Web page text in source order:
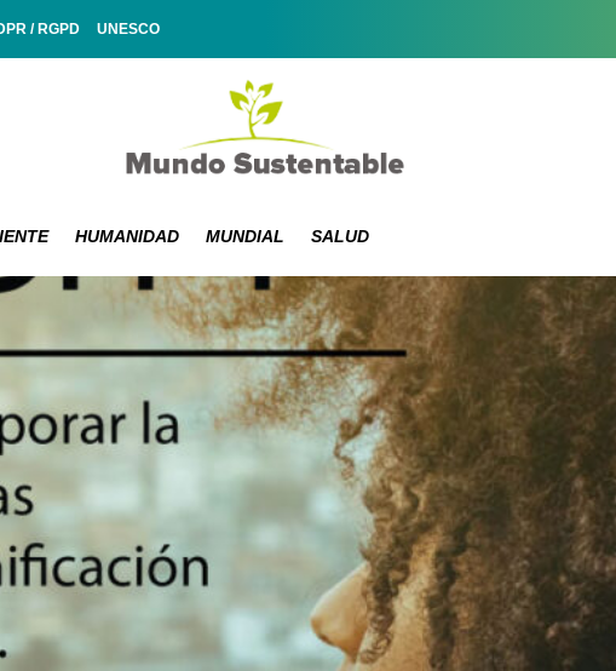
/ RGPD UNESCO
HUMANIDAD MUNDIAL SALUD